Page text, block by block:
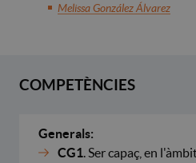
Melissa González Álvarez
COMPETÈNCIES
Generals:
CG1 . Ser capaç, en